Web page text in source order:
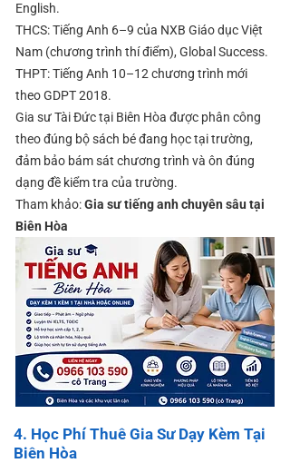
English.
THCS: Tiếng Anh 6–9 của NXB Giáo dục Việt
Nam (chương trình thí điểm), Global Success.
THPT: Tiếng Anh 10–12 chương trình mới
theo GDPT 2018.
Gia sư Tài Đức tại Biên Hòa được phân công
theo đúng bộ sách bé đang học tại trường,
đảm bảo bám sát chương trình và ôn đúng
dạng đề kiểm tra của trường.
​Tham khảo:Gia sư tiếng anh chuyên sâu tại
Biên Hòa
4. Học Phí Thuê Gia Sư Dạy Kèm Tại
Biên Hòa